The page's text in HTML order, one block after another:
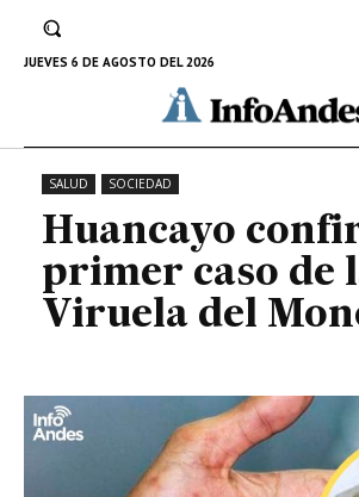
JUEVES 6 DE AGOSTO DEL 2026
Huancayo confirma
caso de la Viruela
1 DE AGOSTO DE 2022
SALUD SOCIEDAD
Huancayo
primer caso de
Viruela del